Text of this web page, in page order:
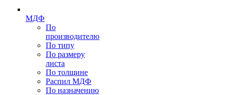
МДФ
По
производителю
По типу
По размеру
листа
По толщине
Распил МДФ
По назначению